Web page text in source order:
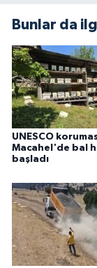
Bunlar da
UNESCO
Macahel'de bal
başladı